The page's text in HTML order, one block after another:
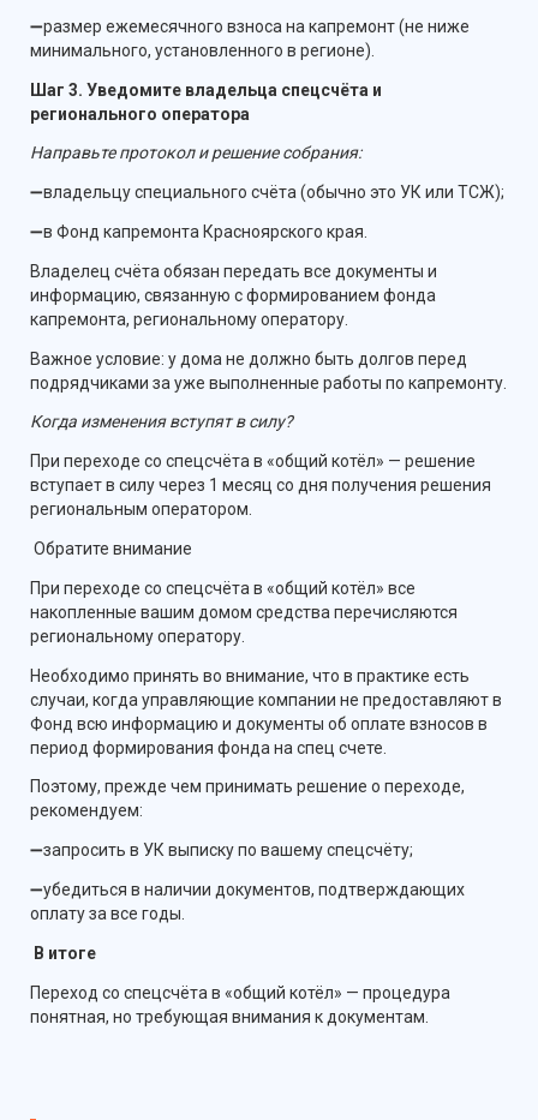
➖размер ежемесячного взноса на капремонт (не ниже
минимального, установленного в регионе).
Шаг 3. Уведомите владельца спецсчёта и
регионального оператора
Направьте протокол и решение собрания:
➖владельцу специального счёта (обычно это УК или ТСЖ);
➖в Фонд капремонта Красноярского края.
Владелец счёта обязан передать все документы и
информацию, связанную с формированием фонда
капремонта, региональному оператору.
Важное условие: у дома не должно быть долгов перед
подрядчиками за уже выполненные работы по капремонту.
Когда изменения вступят в силу?
При переходе со спецсчёта в «общий котёл» — решение
вступает в силу через 1 месяц со дня получения решения
региональным оператором.
Обратите внимание
При переходе со спецсчёта в «общий котёл» все
накопленные вашим домом средства перечисляются
региональному оператору.
Необходимо принять во внимание, что в практике есть
случаи, когда управляющие компании не предоставляют в
Фонд всю информацию и документы об оплате взносов в
период формирования фонда на спец счете.
Поэтому, прежде чем принимать решение о переходе,
рекомендуем:
➖запросить в УК выписку по вашему спецсчёту;
➖убедиться в наличии документов, подтверждающих
оплату за все годы.
В итоге
Переход со спецсчёта в «общий котёл» — процедура
понятная, но требующая внимания к документам.